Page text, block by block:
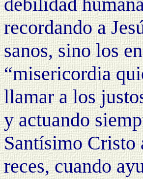
recordando a
sanos, sino los
“misericordia
llamar a los
y actuando
Santísimo Cristo
reces, cuando